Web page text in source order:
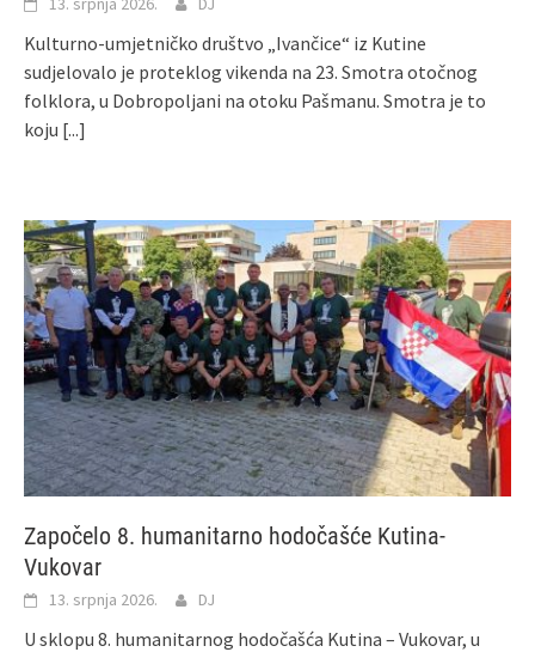
Kulturno-umjetničko društvo „Ivančice“ iz Kutine
sudjelovalo je proteklog vikenda na 23. Smotra otočnog
folklora, u Dobropoljani na otoku Pašmanu. Smotra je to
koju [...]
Započelo 8. humanitarno hodočašće Kutina-
Vukovar
13. srpnja 2026. DJ
U sklopu 8. humanitarnog hodočašća Kutina – Vukovar, u